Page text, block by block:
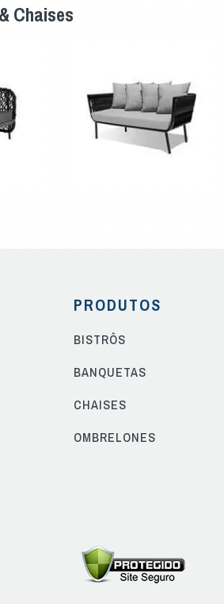
Chaises
PRODUTOS
BISTRÔS
BANQUETAS
CHAISES
OMBRELONES